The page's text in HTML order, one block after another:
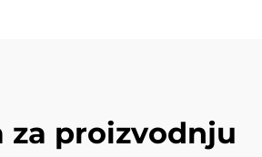
za proizvodnju